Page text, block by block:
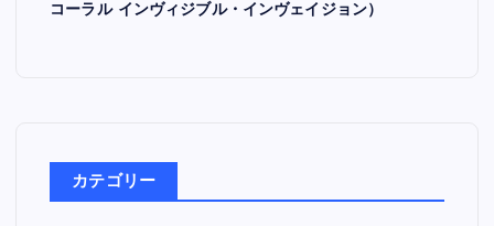
コーラル インヴィジブル・インヴェイジョン）
カテゴリー